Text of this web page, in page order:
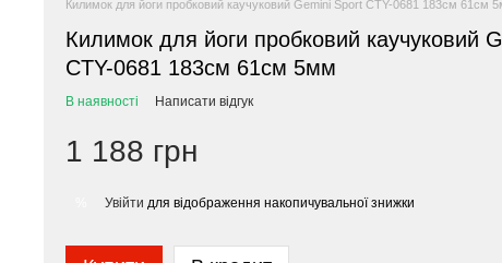
Килимок для йоги пробковий каучуковий Gemini Sport CTY-0681 183см 61см
Килимок для йоги пробковий каучуковий
CTY-0681 183см 61см 5мм
В наявності Написати відгук
1 188 грн
Увійти для відображення накопичувальної знижки